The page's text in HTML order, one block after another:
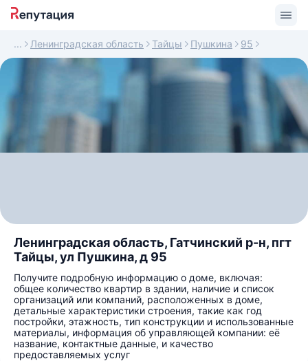
Ленинградская область Тайцы Пушкина 95
Ленинградская область, Гатчинский р-н, пгт
Тайцы, ул Пушкина, д 95
Получите подробную информацию о доме, включая:
общее количество квартир в здании, наличие и список
организаций или компаний, расположенных в доме,
детальные характеристики строения, такие как год
постройки, этажность, тип конструкции и использованные
материалы, информация об управляющей компании: её
название, контактные данные, и качество
предоставляемых услуг